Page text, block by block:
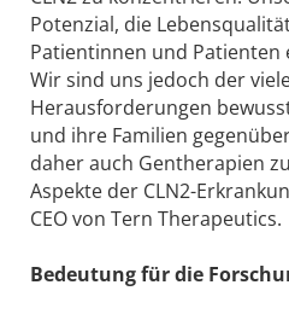
Potenzial, die
Patientinnen und Patienten
Wir sind uns jedoch der
Herausforderungen
und ihre Familien
daher auch Gentherapien
Aspekte der CLN2-
CEO von Tern Therapeutics.
Bedeutung für die